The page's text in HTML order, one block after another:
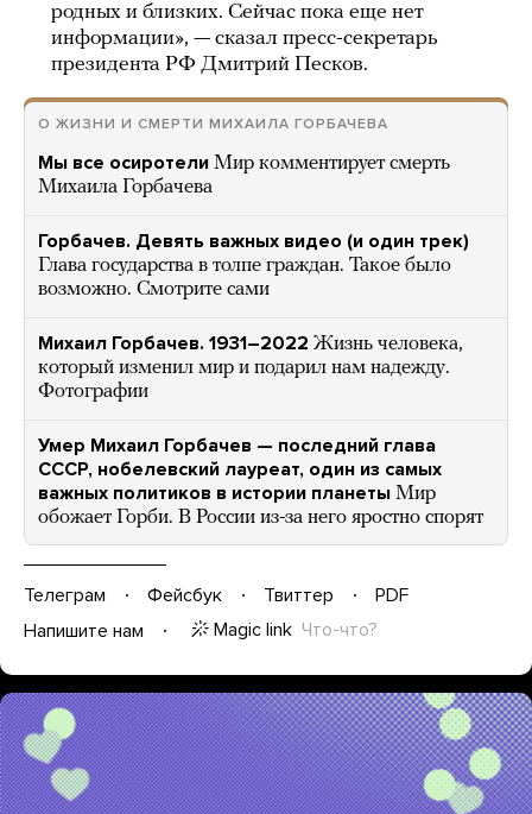
родных и близких. Сейчас пока еще нет
информации», — сказал пресс-секретарь
президента РФ Дмитрий Песков.
О ЖИЗНИ И СМЕРТИ МИХАИЛА ГОРБАЧЕВА
Мы все осиротели Мир комментирует смерть
Михаила Горбачева
Горбачев. Девять важных видео (и один трек)
Глава государства в толпе граждан. Такое было
возможно. Смотрите сами
Михаил Горбачев. 1931–2022 Жизнь человека,
который изменил мир и подарил нам надежду.
Фотографии
Умер Михаил Горбачев — последний глава
СССР, нобелевский лауреат, один из самых
важных политиков в истории планеты Мир
обожает Горби. В России из-за него яростно спорят
Телеграм Фейсбук Твиттер
PDF
Напишите нам
Magic link Что-что?